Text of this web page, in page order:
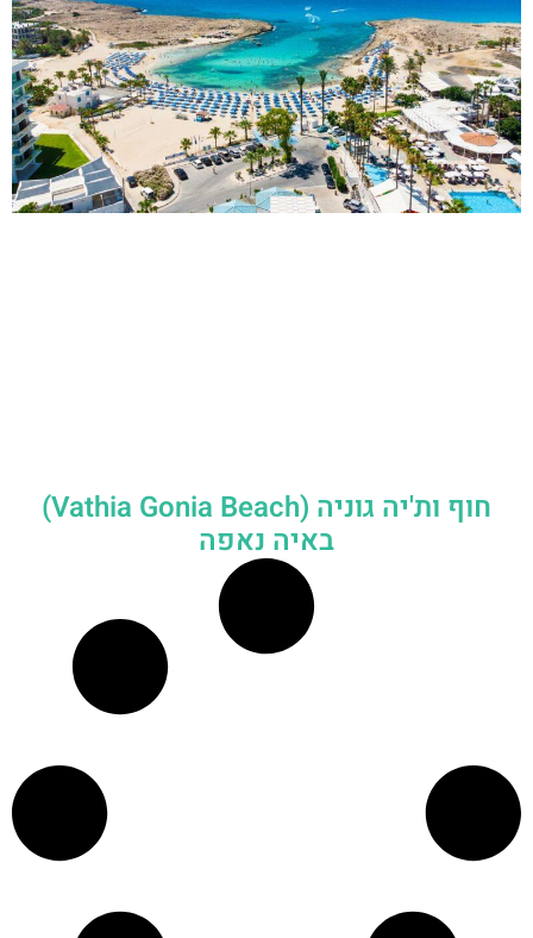
חוף ות'יה גוניה (Vathia Gonia Beach)
באיה נאפה